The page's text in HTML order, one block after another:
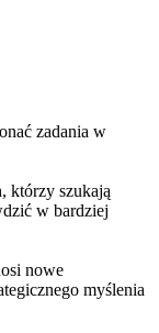
zadania w
którzy szukają
w bardziej
nowe
myślenia